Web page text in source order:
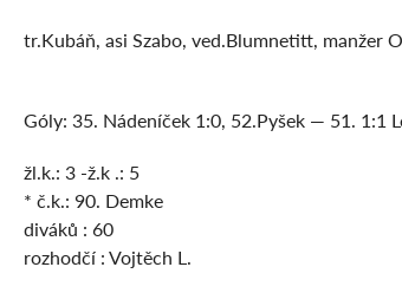
tr.Kubáň, asi Szabo, ved.Blumnetitt, manžer
Góly: 35. Nádeníček 1:0, 52.Pyšek — 51. 1:1
žl.k.: 3 -ž.k .: 5
* č.k.: 90. Demke
diváků : 60
rozhodčí : Vojtěch L.